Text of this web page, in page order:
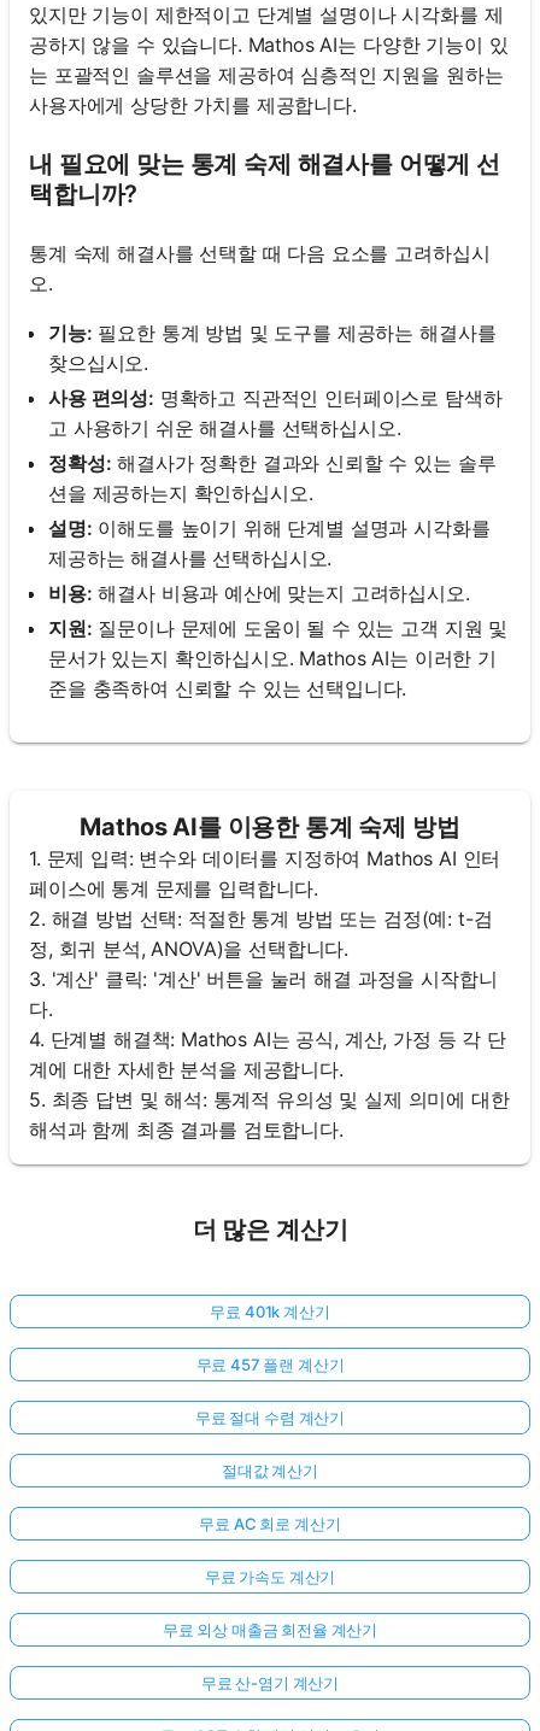
질
있지만 기능이 제한적이고 단계별 설명이나 시각화를 제
공하지 않을 수 있습니다. Mathos AI는 다양한 기능이 있
는 포괄적인 솔루션을 제공하여 심층적인 지원을 원하는
사용자에게 상당한 가치를 제공합니다.
내 필요에 맞는 통계 숙제 해결사를 어떻게 선
택합니까?
통계 숙제 해결사를 선택할 때 다음 요소를 고려하십시
오.
기능: 필요한 통계 방법 및 도구를 제공하는 해결사를
찾으십시오.
사용 편의성: 명확하고 직관적인 인터페이스로 탐색하
고 사용하기 쉬운 해결사를 선택하십시오.
정확성: 해결사가 정확한 결과와 신뢰할 수 있는 솔루
션을 제공하는지 확인하십시오.
설명: 이해도를 높이기 위해 단계별 설명과 시각화를
제공하는 해결사를 선택하십시오.
비용: 해결사 비용과 예산에 맞는지 고려하십시오.
지원: 질문이나 문제에 도움이 될 수 있는 고객 지원 및
문서가 있는지 확인하십시오. Mathos AI는 이러한 기
준을 충족하여 신뢰할 수 있는 선택입니다.
Mathos AI를 이용한 통계 숙제 방법
1. 문제 입력: 변수와 데이터를 지정하여 Mathos AI 인터
페이스에 통계 문제를 입력합니다.
2. 해결 방법 선택: 적절한 통계 방법 또는 검정(예: t-검
정, 회귀 분석, ANOVA)을 선택합니다.
3. '계산' 클릭: '계산' 버튼을 눌러 해결 과정을 시작합니
다.
4. 단계별 해결책: Mathos AI는 공식, 계산, 가정 등 각 단
계에 대한 자세한 분석을 제공합니다.
5. 최종 답변 및 해석: 통계적 유의성 및 실제 의미에 대한
해석과 함께 최종 결과를 검토합니다.
더 많은 계산기
무료 401k 계산기
무료 457 플랜 계산기
무료 절대 수렴 계산기
절대값 계산기
무료 AC 회로 계산기
무료 가속도 계산기
무료 외상 매출금 회전율 계산기
무료 산-염기 계산기